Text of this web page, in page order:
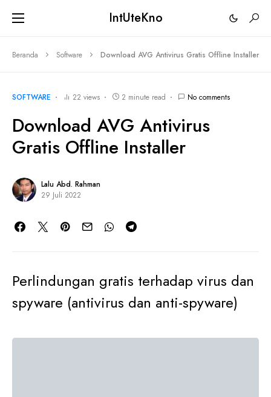
IntUteKno
Beranda Software Download AVG Antivirus Gratis Offline Installer
SOFTWARE 22 views 2 minute read No comments
Download AVG Antivirus
Gratis Offline Installer
Lalu Abd. Rahman
29 Juli 2022
Perlindungan gratis terhadap virus dan
spyware (antivirus dan anti-spyware)